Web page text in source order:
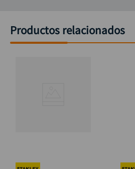
Productos relacionados